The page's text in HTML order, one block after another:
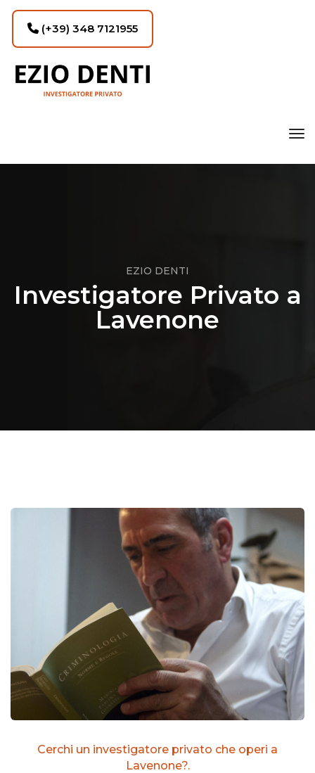
(+39) 348 7121955
EZIO DENTI
Investigatore Privato a
Lavenone
Cerchi un investigatore privato che operi a
Lavenone?.